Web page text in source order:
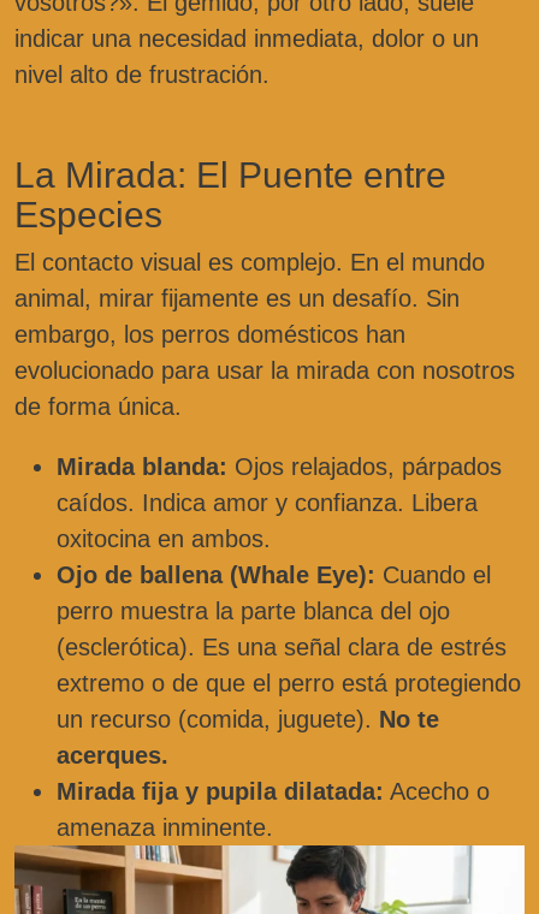
indicar una necesidad inmediata, dolor o un
nivel alto de frustración.
La Mirada: El Puente entre
Especies
El contacto visual es complejo. En el mundo
animal, mirar fijamente es un desafío. Sin
embargo, los perros domésticos han
evolucionado para usar la mirada con nosotros
de forma única.
Mirada blanda: Ojos relajados, párpados
caídos. Indica amor y confianza. Libera
oxitocina en ambos.
Ojo de ballena (Whale Eye): Cuando el
perro muestra la parte blanca del ojo
(esclerótica). Es una señal clara de estrés
extremo o de que el perro está protegiendo
un recurso (comida, juguete). No te
acerques.
Mirada fija y pupila dilatada: Acecho o
amenaza inminente.